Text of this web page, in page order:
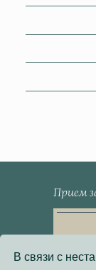
Прием
В связи с